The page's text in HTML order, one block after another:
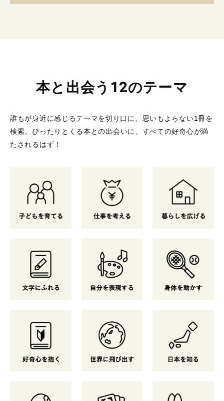
本と出会う12のテーマ
誰もが身近に感じるテーマを切り口に、思いもよらない1冊を
検索。 ぴったりとくる本との出会いに、すべての好奇心が満
たされるはず！